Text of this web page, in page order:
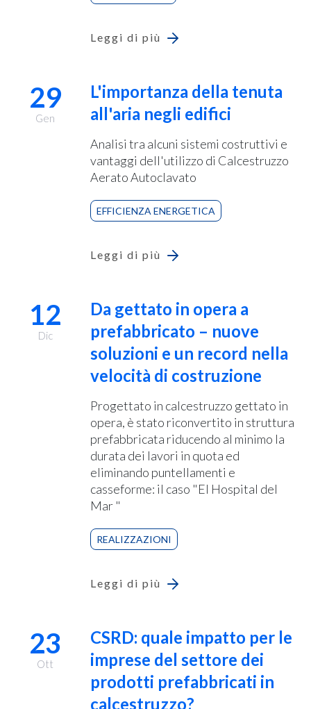
Leggi di più
29
Gen
L'importanza della tenuta
all'aria negli edifici
Analisi tra alcuni sistemi costruttivi e
vantaggi dell'utilizzo di Calcestruzzo
Aerato Autoclavato
EFFICIENZA ENERGETICA
Leggi di più
12
Dic
Da gettato in opera a
prefabbricato – nuove
soluzioni e un record nella
velocità di costruzione
Progettato in calcestruzzo gettato in
opera, è stato riconvertito in struttura
prefabbricata riducendo al minimo la
durata dei lavori in quota ed
eliminando puntellamenti e
casseforme: il caso "El Hospital del
Mar "
REALIZZAZIONI
Leggi di più
23
Ott
CSRD: quale impatto per le
imprese del settore dei
prodotti prefabbricati in
calcestruzzo?